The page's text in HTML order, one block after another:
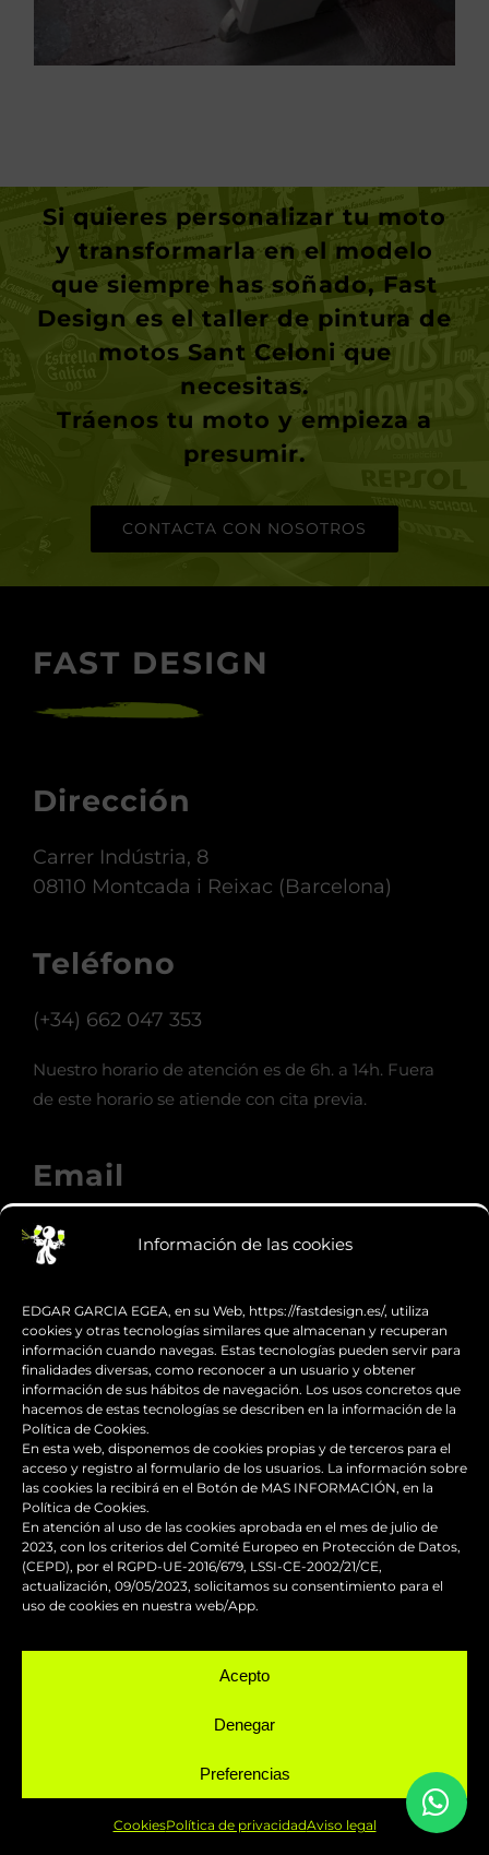
Información de las cookies
EDGAR GARCIA EGEA, en su Web, https://fastdesign.es/, utiliza
cookies y otras tecnologías similares que almacenan y recuperan
información cuando navegas. Estas tecnologías pueden servir para
finalidades diversas, como reconocer a un usuario y obtener
información de sus hábitos de navegación. Los usos concretos que
hacemos de estas tecnologías se describen en la información de la
Política de Cookies.
En esta web, disponemos de cookies propias y de terceros para el
acceso y registro al formulario de los usuarios. La información sobre
las cookies la recibirá en el Botón de MAS INFORMACIÓN, en la
Política de Cookies.
En atención al uso de las cookies aprobada en el mes de julio de
2023, con los criterios del Comité Europeo en Protección de Datos,
(CEPD), por el RGPD-UE-2016/679, LSSI-CE-2002/21/CE,
actualización, 09/05/2023, solicitamos su consentimiento para el
uso de cookies en nuestra web/App.
Acepto
Denegar
Preferencias
CookiesPolítica de privacidadAviso legal
Si quieres personalizar tu moto
y transformarla en el modelo
que siempre has soñado, Fast
Design es el taller de pintura de
motos Sant Celoni que
necesitas.
Tráenos tu moto y empieza a
presumir.
CONTACTA CON NOSOTROS
FAST DESIGN
Dirección
Carrer Indústria, 8
08110 Montcada i Reixac (Barcelona)
Teléfono
(+34) 662 047 353
Nuestro horario de atención es de 6h. a 14h. Fuera
de este horario se atiende con cita previa.
Email
info@fastdesign.es
Whatsapp
Hablemos
SERVICIOS
Reparación y mantenimiento de
Pintura de competición
Pintado de motos
Servicio urgente